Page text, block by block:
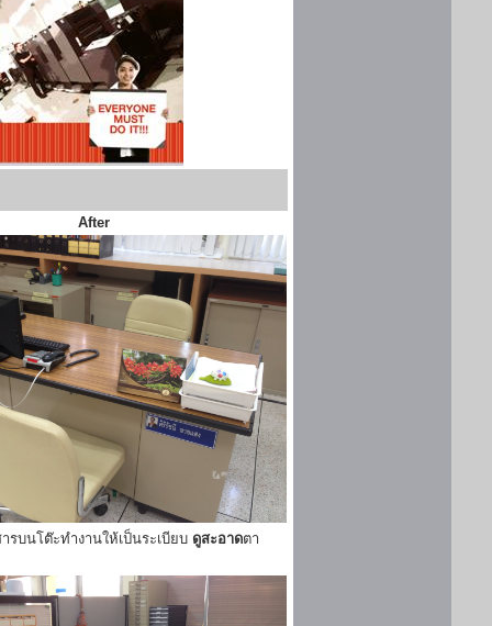
After
ารบนโต๊ะทำงานให้เป็นระเบียบ ดูสะอาดตา